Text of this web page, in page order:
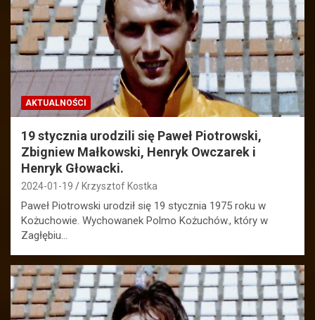
AKTUALNOŚCI
19 stycznia urodzili się Paweł Piotrowski,
Zbigniew Małkowski, Henryk Owczarek i
Henryk Głowacki.
2024-01-19 Krzysztof Kostka
Paweł Piotrowski urodził się 19 stycznia 1975 roku w
Kożuchowie. Wychowanek Polmo Kożuchów., który w
Zagłębiu…